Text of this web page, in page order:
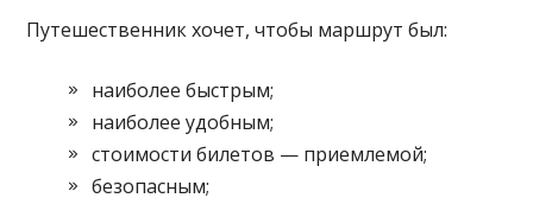
Путешественник хочет, чтобы маршрут был:
наиболее быстрым;
наиболее удобным;
стоимости билетов — приемлемой;
безопасным;